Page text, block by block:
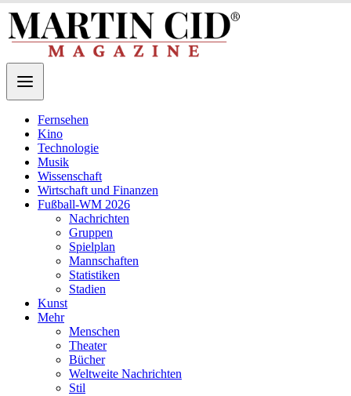
Fernsehen
Kino
Technologie
Musik
Wissenschaft
Wirtschaft und Finanzen
Fußball-WM 2026
Nachrichten
Gruppen
Spielplan
Mannschaften
Statistiken
Stadien
Kunst
Mehr
Menschen
Theater
Bücher
Weltweite Nachrichten
Stil